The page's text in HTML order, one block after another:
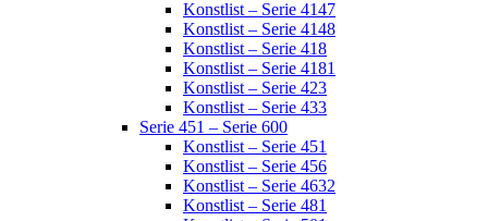
Konstlist – Serie 4147
Konstlist – Serie 4148
Konstlist – Serie 418
Konstlist – Serie 4181
Konstlist – Serie 423
Konstlist – Serie 433
Serie 451 – Serie 600
Konstlist – Serie 451
Konstlist – Serie 456
Konstlist – Serie 4632
Konstlist – Serie 481